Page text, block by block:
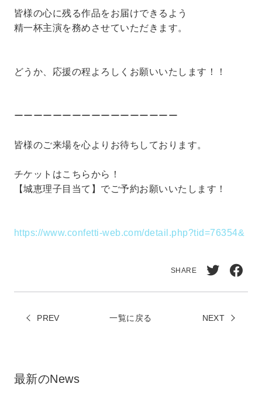
皆様の心に残る作品をお届けできるよう
精一杯主演を務めさせていただきます。
どうか、応援の程よろしくお願いいたします！！
ーーーーーーーーーーーーーーーーー
皆様のご来場を心よりお待ちしております。
チケットはこちらから！
【城恵理子目当て】でご予約お願いいたします！
https://www.confetti-web.com/detail.php?tid=76354&
SHARE
シェ
でシ
PREV 一覧に戻る NEXT
最新のNews